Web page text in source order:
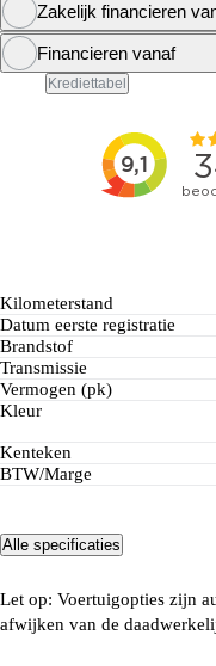
Zakelijk financieren
Financieren vanaf
Krediettabel
Kilometerstand
Datum eerste registratie
Brandstof
Transmissie
Vermogen (pk)
Kleur
Kenteken
BTW/Marge
Alle specificaties
Let op: Voertuigopties zijn
afwijken van de